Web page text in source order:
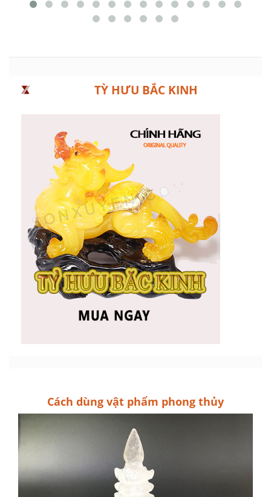
TỲ HƯU BẮC KINH
Cách dùng vật phẩm phong thủy